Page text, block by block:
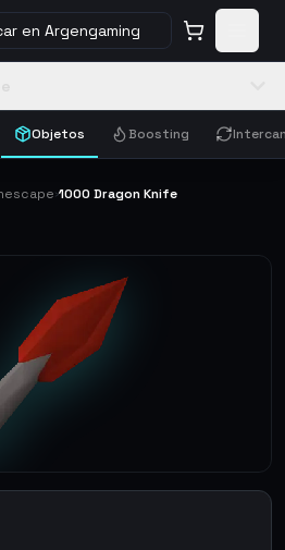
en Argengaming
Objetos Boosting
›1000 Dragon Knife